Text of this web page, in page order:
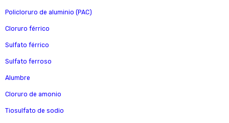
Policloruro de aluminio (PAC)
Cloruro férrico
Sulfato férrico
Sulfato ferroso
Alumbre
Cloruro de amonio
Tiosulfato de sodio